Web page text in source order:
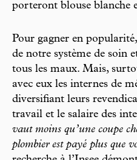
porteront blouse blanche
Pour gagner en
de notre système de soin
tous les maux. Mais,
avec eux les internes de
diversifiant leurs
travail et le salaire des
vaut moins qu’une coupe
plombier est payé plus que